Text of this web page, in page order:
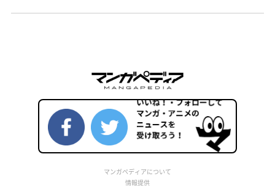
マンガペディアについて
情報提供